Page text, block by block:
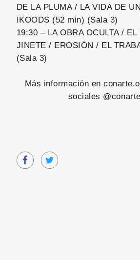
DE LA PLUMA / LA VIDA DE
IKOODS (52 min) (Sala 3)
19:30 – LA OBRA OCULTA / EL
JINETE / EROSIÓN / EL
(Sala 3)
Más información en
sociales